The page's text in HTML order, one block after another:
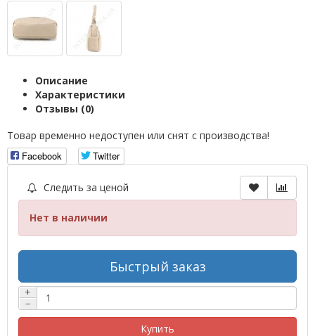
Описание
Характеристики
Отзывы (0)
Товар временно недоступен или снят с производства!
Facebook
Twitter
Следить за ценой
Нет в наличии
Быстрый заказ
+
−
Купить